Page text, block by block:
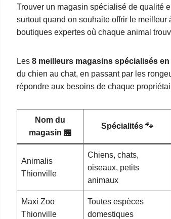
Trouver un magasin spécialisé de qualité
surtout quand on souhaite offrir le
boutiques expertes où chaque animal
Les 8 meilleurs magasins spécialisés
du chien au chat, en passant par les
répondre aux besoins de chaque
Nom du
magasin 🏪
Spécialités 🐾
Animalis
Thionville
Chiens, chats,
oiseaux, petits
animaux
Maxi Zoo
Thionville
Toutes espèces
domestiques